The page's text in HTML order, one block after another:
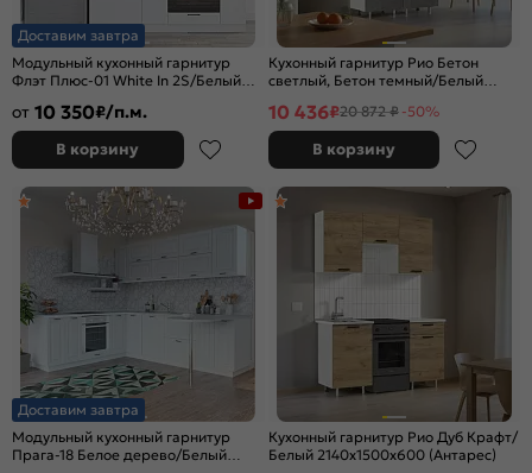
Доставим завтра
Модульный кухонный гарнитур
Флэт Плюс-01 White In 2S/Белый
от 10 350₽/п.м.
В корзину
Кухонный гарнитур Рио Бетон
светлый, Бетон темный/Белый
10 436₽20 872 ₽ -50%
В корзину
Доставим завтра
Модульный кухонный гарнитур
Прага-18 Белое дерево/Белый
Кухонный гарнитур Рио Дуб Крафт/
Белый 2140x1500x600 (Антарес)